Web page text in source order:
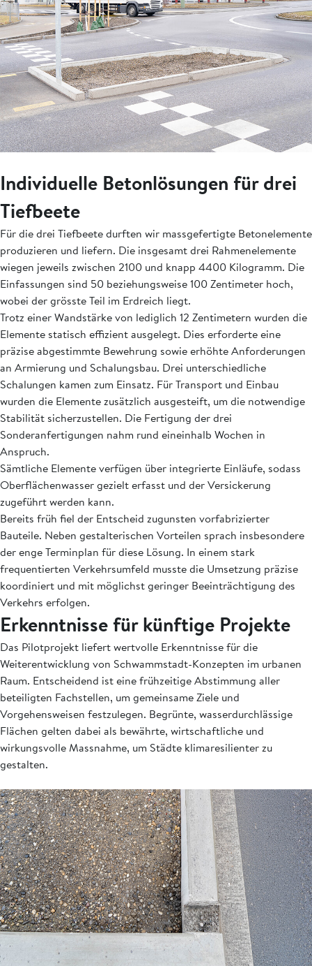
Individuelle Betonlösungen für drei
Tiefbeete
Für die drei Tiefbeete durften wir massgefertigte Betonelemente
produzieren und liefern. Die insgesamt drei Rahmenelemente
wiegen jeweils zwischen 2100 und knapp 4400 Kilogramm. Die
Einfassungen sind 50 beziehungsweise 100 Zentimeter hoch,
wobei der grösste Teil im Erdreich liegt.
Trotz einer Wandstärke von lediglich 12 Zentimetern wurden die
Elemente statisch effizient ausgelegt. Dies erforderte eine
präzise abgestimmte Bewehrung sowie erhöhte Anforderungen
an Armierung und Schalungsbau. Drei unterschiedliche
Schalungen kamen zum Einsatz. Für Transport und Einbau
wurden die Elemente zusätzlich ausgesteift, um die notwendige
Stabilität sicherzustellen. Die Fertigung der drei
Sonderanfertigungen nahm rund eineinhalb Wochen in
Anspruch.
Sämtliche Elemente verfügen über integrierte Einläufe, sodass
Oberflächenwasser gezielt erfasst und der Versickerung
zugeführt werden kann.
Bereits früh fiel der Entscheid zugunsten vorfabrizierter
Bauteile. Neben gestalterischen Vorteilen sprach insbesondere
der enge Terminplan für diese Lösung. In einem stark
frequentierten Verkehrsumfeld musste die Umsetzung präzise
koordiniert und mit möglichst geringer Beeinträchtigung des
Verkehrs erfolgen.
Erkenntnisse für künftige Projekte
Das Pilotprojekt liefert wertvolle Erkenntnisse für die
Weiterentwicklung von Schwammstadt-Konzepten im urbanen
Raum. Entscheidend ist eine frühzeitige Abstimmung aller
beteiligten Fachstellen, um gemeinsame Ziele und
Vorgehensweisen festzulegen. Begrünte, wasserdurchlässige
Flächen gelten dabei als bewährte, wirtschaftliche und
wirkungsvolle Massnahme, um Städte klimaresilienter zu
gestalten.